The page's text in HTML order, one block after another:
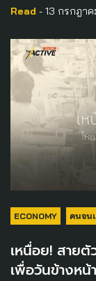
Read - 13 กรกฎา
ECONOMY คนจน
เหนื่อย! สายตั
เพื่อวันข้างห